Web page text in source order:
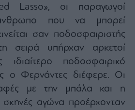
Lasso», οι παραγωγοί
που να μπορεί
σαν ποδοσφαιριστής
σειρά υπήρχαν αρκετοί
ιδιαίτερο ποδοσφαιρικό
ο Φερνάντες διέφερε. Οι
με την μπάλα και η
σκηνές αγώνα προέρχονταν